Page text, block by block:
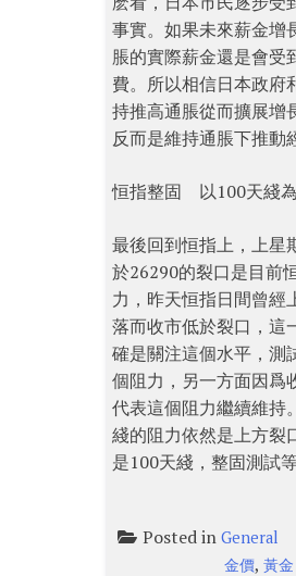
事實。如果未來薪金增
脹的實際薪金還是會受
費。所以相信日本政府
持推高通脹從而擴展增
反而是維持通脹下推動
恒指整固 以100天綫
最後回到恒指上，上星
於26290的裂口是目前
力，昨天恒指日間曾經
落而收市低於裂口，這
確是關注這個水平，測
個阻力，另一方面因爲
代表這個阻力繼續維持
綫的阻力依然是上方裂
是100天綫，整固測試
Posted in General
金價,黃金